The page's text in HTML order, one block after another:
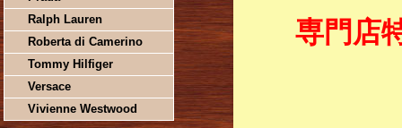
Ralph Lauren
Roberta di Camerino
Tommy Hilfiger
Versace
Vivienne Westwood
専門店